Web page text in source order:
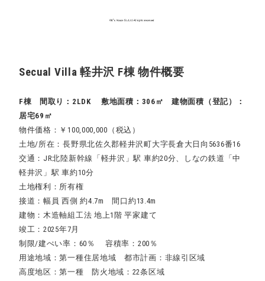
Secual Villa 軽井沢 F棟 物件概要
F棟 間取り：2LDK 敷地面積：306㎡ 建物面積（登記）：
居宅69㎡
物件価格：￥100,000,000（税込）
土地/所在：長野県北佐久郡軽井沢町大字長倉大日向5636番16
交通：JR北陸新幹線「軽井沢」駅 車約20分、しなの鉄道「中
軽井沢」駅 車約10分
土地権利：所有権
接道：幅員 西側 約4.7m 間口約13.4m
建物：木造軸組工法 地上1階 平家建て
竣工：2025年7月
制限/建ぺい率：60％ 容積率：200％
用途地域：第一種住居地域 都市計画：非線引区域
高度地区：第一種 防火地域：22条区域